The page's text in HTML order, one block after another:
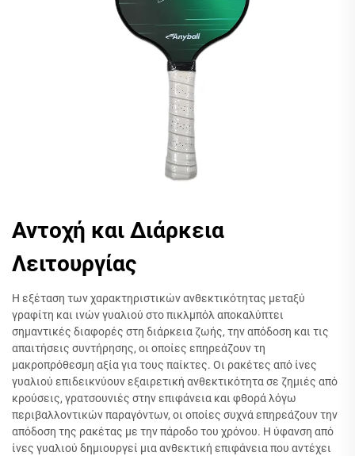
Αντοχή και Διάρκεια
Λειτουργίας
Η εξέταση των χαρακτηριστικών ανθεκτικότητας μεταξύ
γραφίτη και ινών γυαλιού στο πικλμπόλ αποκαλύπτει
σημαντικές διαφορές στη διάρκεια ζωής, την απόδοση και τις
απαιτήσεις συντήρησης, οι οποίες επηρεάζουν τη
μακροπρόθεσμη αξία για τους παίκτες. Οι ρακέτες από ίνες
γυαλιού επιδεικνύουν εξαιρετική ανθεκτικότητα σε ζημιές από
κρούσεις, γρατσουνιές στην επιφάνεια και φθορά λόγω
περιβαλλοντικών παραγόντων, οι οποίες συχνά επηρεάζουν την
απόδοση της ρακέτας με την πάροδο του χρόνου. Η ύφανση από
ίνες γυαλιού δημιουργεί μια ανθεκτική επιφάνεια που αντέχει